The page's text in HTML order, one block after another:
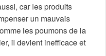
car les produits
un mauvais
les poumons de la
il devient inefficace et